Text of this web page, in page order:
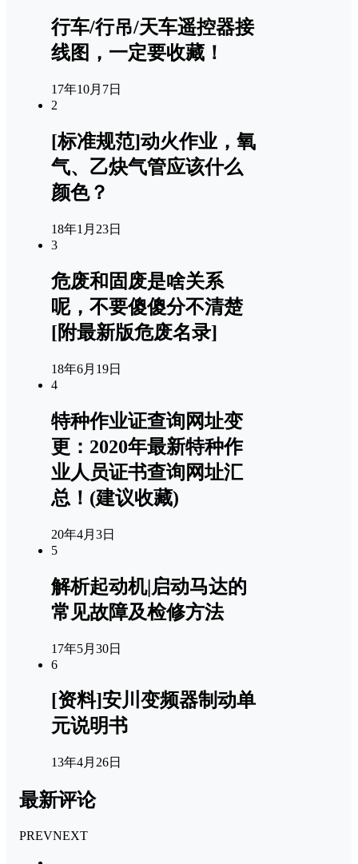
行车/行吊/天车遥控器接
线图，一定要收藏！
17年10月7日
2
[标准规范]动火作业，氧
气、乙炔气管应该什么
颜色？
18年1月23日
3
危废和固废是啥关系
呢，不要傻傻分不清楚
[附最新版危废名录]
18年6月19日
4
特种作业证查询网址变
更：2020年最新特种作
业人员证书查询网址汇
总！(建议收藏)
20年4月3日
5
解析起动机|启动马达的
常见故障及检修方法
17年5月30日
6
[资料]安川变频器制动单
元说明书
13年4月26日
最新评论
PREVNEXT